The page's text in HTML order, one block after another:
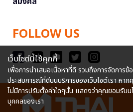
FOLLOW US
เว็บไซต์นี้ใช้คุกกี้
เพื่อการนำเสนอเนื้อหาที่ดี รวมถึงการจัดการ
ประสบการณ์ที่ดีบนบริการของเว็บไซต์เรา หาก
ไม่มีการปรับตั้งค่าใดๆนั้น แสดงว่าคุณยอมรับน
บุคคลของเรา